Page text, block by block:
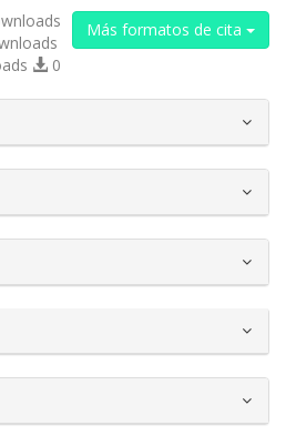
Más formatos de cita
0